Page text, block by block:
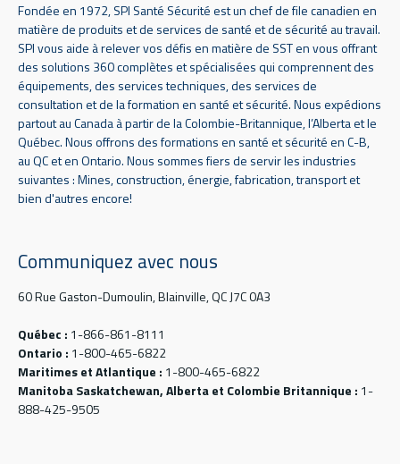
Fondée en 1972, SPI Santé Sécurité est un chef de file canadien en
matière de produits et de services de santé et de sécurité au travail.
SPI vous aide à relever vos défis en matière de SST en vous offrant
des solutions 360 complètes et spécialisées qui comprennent des
équipements, des services techniques, des services de
consultation et de la formation en santé et sécurité. Nous expédions
partout au Canada à partir de la Colombie-Britannique, l’Alberta et le
Québec. Nous offrons des formations en santé et sécurité en C-B,
au QC et en Ontario. Nous sommes fiers de servir les industries
suivantes : Mines, construction, énergie, fabrication, transport et
bien d'autres encore!
Communiquez avec nous
60 Rue Gaston-Dumoulin, Blainville, QC J7C 0A3
Québec : 1-866-861-8111
Ontario : 1-800-465-6822
Maritimes et Atlantique : 1-800-465-6822
Manitoba Saskatchewan, Alberta et Colombie Britannique : 1-
888-425-9505